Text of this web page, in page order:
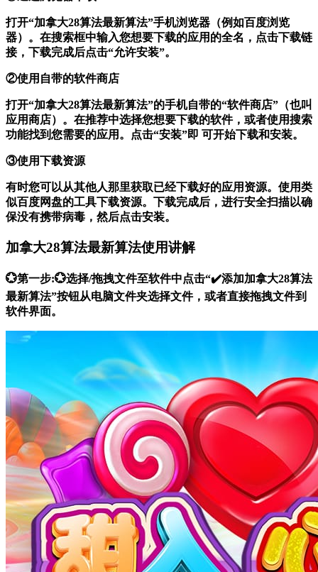
打开“加拿大28算法最新算法”手机浏览器（例如百度浏览
器）。在搜索框中输入您想要下载的应用的全名，点击下载链
接，下载完成后点击“允许安装”。
②使用自带的软件商店
打开“加拿大28算法最新算法”的手机自带的“软件商店”（也叫
应用商店）。在推荐中选择您想要下载的软件，或者使用搜索
功能找到您需要的应用。点击“安装”即 可开始下载和安装。
③使用下载资源
有时您可以从其他人那里获取已经下载好的应用资源。使用类
似百度网盘的工具下载资源。下载完成后，进行安全扫描以确
保没有携带病毒，然后点击安装。
加拿大28算法最新算法使用讲解
💮第一步:💮选择/拖拽文件至软件中点击“✔️添加加拿大28算法
最新算法”按钮从电脑文件夹选择文件，或者直接拖拽文件到
软件界面。